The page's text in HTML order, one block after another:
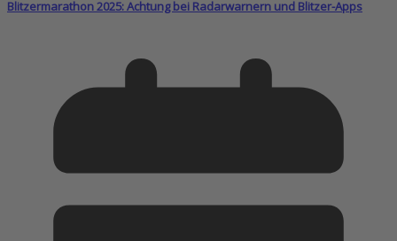
Blitzermarathon 2025: Achtung bei Radarwarnern und Blitzer-Apps